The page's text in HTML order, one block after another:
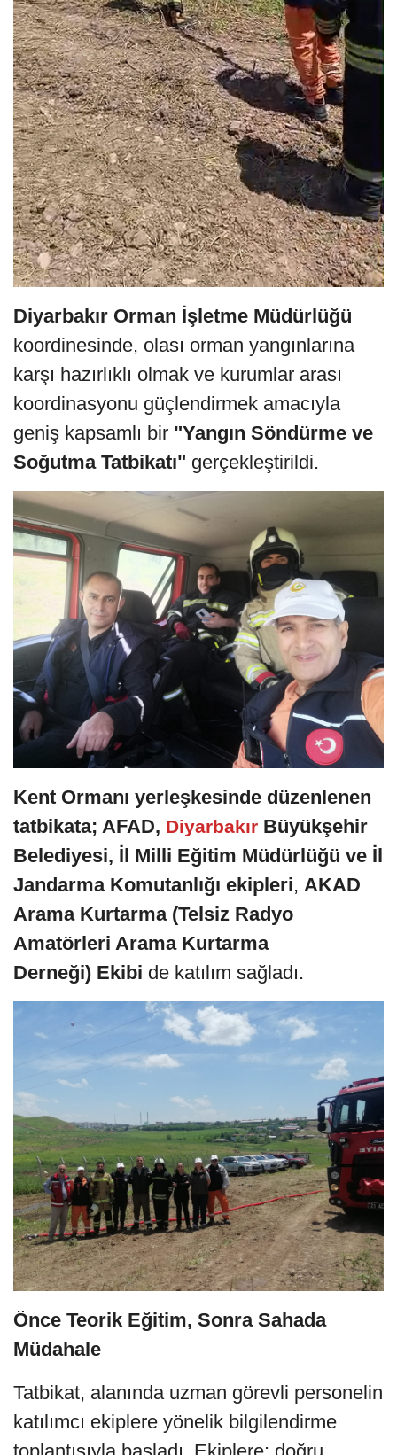
Diyarbakır Orman İşletme Müdürlüğü
koordinesinde, olası orman yangınlarına
karşı hazırlıklı olmak ve kurumlar arası
koordinasyonu güçlendirmek amacıyla
geniş kapsamlı bir "Yangın Söndürme ve
Soğutma Tatbikatı" gerçekleştirildi.
Kent Ormanı yerleşkesinde düzenlenen
tatbikata; AFAD, Diyarbakır Büyükşehir
Belediyesi, İl Milli Eğitim Müdürlüğü ve İl
Jandarma Komutanlığı ekipleri, AKAD
Arama Kurtarma (Telsiz Radyo
Amatörleri Arama Kurtarma
Derneği) Ekibi de katılım sağladı.
Önce Teorik Eğitim, Sonra Sahada
Müdahale
Tatbikat, alanında uzman görevli personelin
katılımcı ekiplere yönelik bilgilendirme